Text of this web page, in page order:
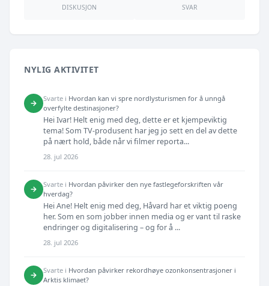
DISKUSJON SVAR
NYLIG AKTIVITET
→ Svarte i Hvordan kan vi spre nordlysturismen for å unngå
overfylte destinasjoner?
Hei Ivar! Helt enig med deg, dette er et kjempeviktig
tema! Som TV-produsent har jeg jo sett en del av dette
på nært hold, både når vi filmer reporta...
28. jul 2026
→ Svarte i Hvordan påvirker den nye fastlegeforskriften vår
hverdag?
Hei Ane! Helt enig med deg, Håvard har et viktig poeng
her. Som en som jobber innen media og er vant til raske
endringer og digitalisering – og for å ...
28. jul 2026
→ Svarte i Hvordan påvirker rekordhøye ozonkonsentrasjoner i
Arktis klimaet?